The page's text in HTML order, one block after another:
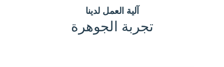
آلية العمل لدينا
تجربة الجوهرة